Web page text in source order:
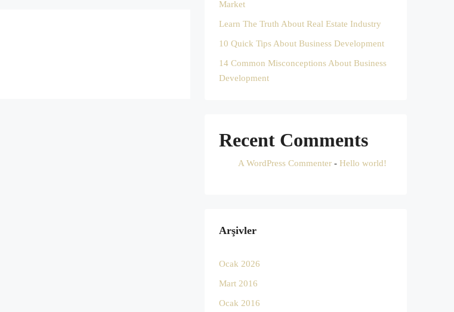
Market
Learn The Truth About Real Estate Industry
10 Quick Tips About Business Development
14 Common Misconceptions About Business
Development
Recent Comments
A WordPress Commenter - Hello world!
Arşivler
Ocak 2026
Mart 2016
Ocak 2016